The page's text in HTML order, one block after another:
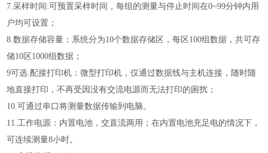
7.采样时间:可预置采样时间，每组的测量与停止时间在0~99分钟内用
户均可设置；
8.数据存储容量：系统分为10个数据存储区，每区100组数据，共可存
储10区1000组数据；
9可选.配接打印机：微型打印机，仅通过数据线与主机连接，随时随
地直接打印，不再受因没有交流电源而无法打印的困扰；
10.可通过串口将测量数据传输到电脑。
11.工作电源：内置电池，交直流两用；在内置电池充足电的情况下，
可连续测量8小时。